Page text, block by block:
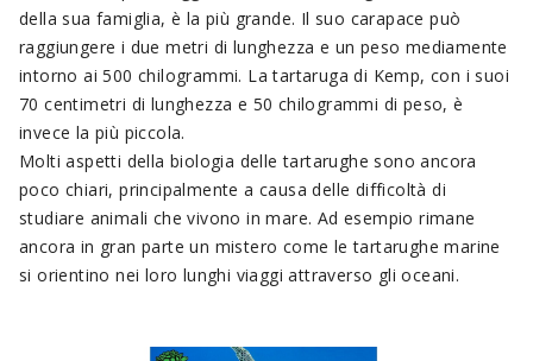
della sua famiglia, è la più grande. Il suo carapace può
raggiungere i due metri di lunghezza e un peso mediamente
intorno ai 500 chilogrammi. La tartaruga di Kemp, con i suoi
70 centimetri di lunghezza e 50 chilogrammi di peso, è
invece la più piccola.
Molti aspetti della biologia delle tartarughe sono ancora
poco chiari, principalmente a causa delle difficoltà di
studiare animali che vivono in mare. Ad esempio rimane
ancora in gran parte un mistero come le tartarughe marine
si orientino nei loro lunghi viaggi attraverso gli oceani.